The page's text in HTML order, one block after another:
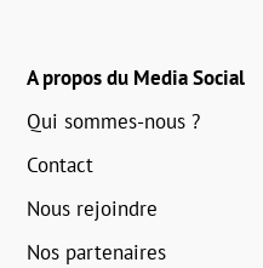
A propos du Media Social
Qui sommes-nous ?
Contact
Nous rejoindre
Nos partenaires